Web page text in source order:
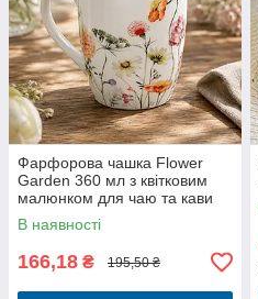
Фарфорова чашка Flower
Garden 360 мл з квітковим
малюнком для чаю та кави
В наявності
166,18 ₴ 195,50 ₴